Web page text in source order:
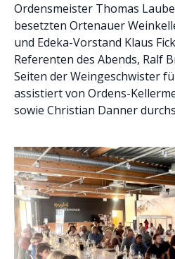
Ordensmeister Thomas
besetzten Ortenauer
und Edeka-Vorstand Klaus
Referenten des Abends, Ralf
Seiten der Weingeschwister
assistiert von Ordens-
sowie Christian Danner